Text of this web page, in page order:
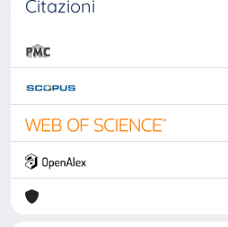
Citazioni